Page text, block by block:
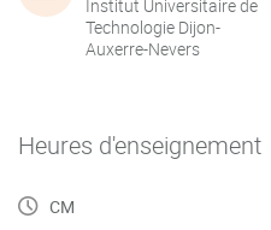
Institut Universitaire de
Technologie Dijon-
Auxerre-Nevers
Heures d'enseignement
CM